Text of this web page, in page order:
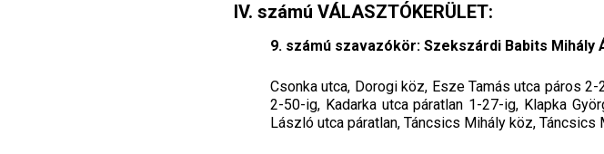
IV. számú VÁLASZTÓKERÜLET:
9. számú szavazókör: Szekszárdi Babits Mihály
Csonka utca, Dorogi köz, Esze Tamás utca páros
2-50-ig, Kadarka utca páratlan 1-27-ig, Klapka
László utca páratlan, Táncsics Mihály köz, Táncsics